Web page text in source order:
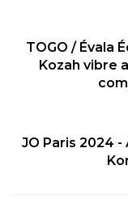
TOGO / Évala
Kozah vibre
JO Paris 2024